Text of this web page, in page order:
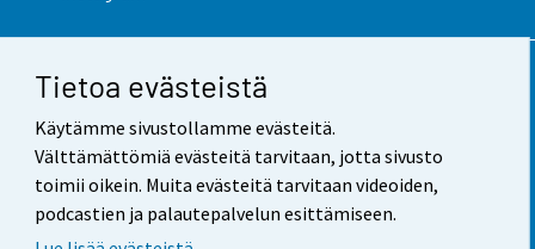
Tietoa evästeistä
Käytämme sivustollamme evästeitä.
Välttämättömiä evästeitä tarvitaan, jotta sivusto
toimii oikein. Muita evästeitä tarvitaan videoiden,
podcastien ja palautepalvelun esittämiseen.
Yhteystiedot
Palaute
Käyttöehdot